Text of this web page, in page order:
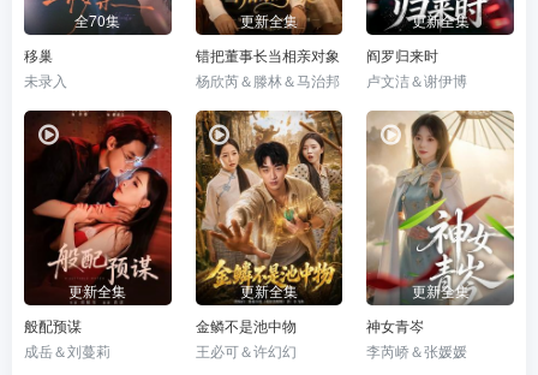
全70集
移巢
未录入
更新全集
错把董事长当相亲对象
杨欣芮＆滕林＆马治邦
更新全集
阎罗归来时
卢文洁＆谢伊博
更新全集
般配预谋
成岳＆刘蔓莉
更新全集
金鳞不是池中物
王必可＆许幻幻
更新全集
神女青岑
李芮峤＆张媛媛